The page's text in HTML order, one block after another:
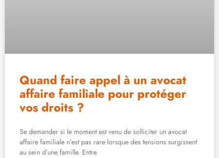
Quand faire appel à un avocat
affaire familiale pour protéger
vos droits ?
Se demander si le moment est venu de solliciter un avocat
affaire familiale n’est pas rare lorsque des tensions surgissent
au sein d’une famille. Entre